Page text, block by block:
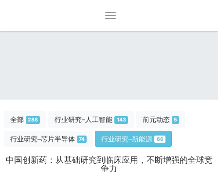
全部 288 行业研究–人工智能 143 前元动态 5
行业研究–芯片半导体 74 行业研究–新能源 66
中国创新药：从基础研究到临床应用，不断增强的全球竞
争力